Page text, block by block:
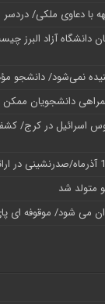
با دعاوی ملکی/ دردسر
دانشگاه آزاد البرز
نمی‌شود/ دانشجو
دانشجویان
اسرائیل در کرج/‌
متولد شد
می شود/ موقوفه ای